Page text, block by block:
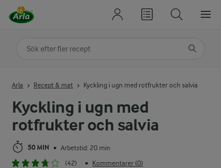
Kyckling i ugn med
rotfrukter och salvia
50 MIN • Arbetstid: 20 min
(42)
• Kommentarer (0)
Arla Recept & mat Kyckling i ugn med rotfrukter och salvia
Sök på kategori eller ingrediens